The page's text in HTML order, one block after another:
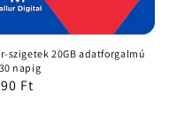
szigetek 20GB adatforgalmú
napig
Ft